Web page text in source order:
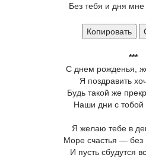
Без тебя и дня
Копировать
***
С днем рожденья,
Я поздравить
Будь такой же
Наши дни с тобой
Я желаю тебе в
Море счастья — без
И пусть сбудутся